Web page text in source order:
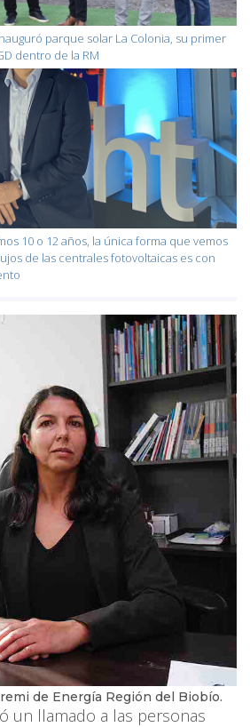
parque solar La Colonia, su primer
dentro de la RM
10 o 12 años, la única forma que vemos
de las centrales fotovoltaicas es con
de Energía Región del Biobío.
un llamado a las personas